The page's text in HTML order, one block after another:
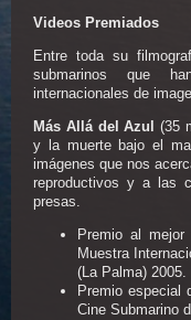
Videos Premiados
Entre toda su
submarinos que
internacionales de
Más Allá del Azul
(35
y la muerte bajo el
imágenes que nos
reproductivos y a las
presas.
Premio al
Muestra
(La Palma) 2005.
Premio especial
Cine Submarino